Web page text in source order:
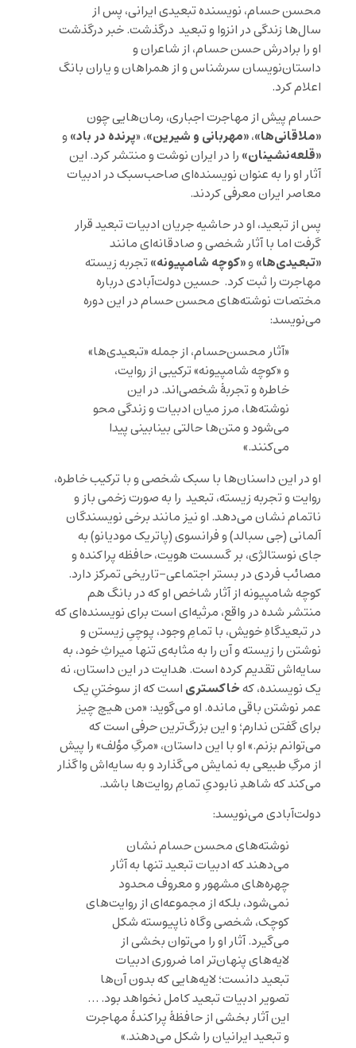
محسن حسام، نویسنده تبعیدی ایرانی، پس از
سال‌ها زندگی در انزوا و تبعید درگذشت. خبر درگذشت
او را برادرش حسن حسام، از شاعران و
داستان‌نویسان سرشناس و از همراهان و یاران بانگ
اعلام کرد.
حسام پیش از مهاجرت اجباری، رمان‌هایی چون
«ملاقانی‌ها»،«مهربانی و شیرین»، «پرنده در باد»و
«قلعه‌نشینان» را در ایران نوشت و منتشر کرد. این
آثار او را به عنوان نویسنده‌ای صاحب‌سبک در ادبیات
معاصر ایران معرفی کردند.
پس از تبعید، او در حاشیه جریان ادبیات تبعید قرار
گرفت اما با آثار شخصی و صادقانه‌ای مانند
«تبعیدی‌ها»و«کوچه شامپيونه» تجربه زیسته
مهاجرت را ثبت کرد. حسین دولت‌آبادی درباره
مختصات نوشته‌های محسن حسام در این دوره
می‌نویسد:
«آثار محسن‌حسام، از جمله «تبعیدی‌ها»
و «کوچه شامپیونه» ترکیبی از روایت،
خاطره و تجربۀ شخصی‌اند. در این
نوشته‌ها، مرز میان ادبیات و زندگی محو
می‌شود و متن‌ها حالتی بینابینی پیدا
می‌کنند.»
او در این داسنان‌ها با سبک شخصی و با ترکیب خاطره،
روایت و تجربه زیسته، تبعید را به صورت زخمی باز و
ناتمام نشان می‌دهد. او نیز مانند برخی نویسندگان
آلمانی (جی سبالد) و فرانسوی (پاتریک مودیانو) به
جای نوستالژی، بر گسست هویت، حافظه پراکنده و
مصائب فردی در بستر اجتماعی-تاریخی تمرکز دارد.
کوچه شامپیونه از آثار شاخص او که در بانگ هم
منتشر شده در واقع، مرثیه‌ای است برای نویسنده‌ای که
در تبعیدگاهِ خویش، با تمامِ وجود، پوچیِ زیستن و
نوشتن را زیسته و آن را به مثابه‌ی تنها میراثِ خود، به
سایه‌اش تقدیم کرده است. هدایت در این داستان، نه
یک نویسنده، کهخاکستری است که از سوختنِ یک
عمر نوشتن باقی مانده. او می‌گوید: «من هیچ چیز
برای گفتن ندارم؛ و این بزرگ‌ترین حرفی است که
می‌توانم بزنم.» او با این داستان، «مرگِ مؤلف» را پیش
از مرگِ طبیعی به نمایش می‌گذارد و به سایه‌اش واگذار
می‌کند که شاهدِ نابودیِ تمامِ روایت‌ها باشد.
دولت‌آبادی می‌نویسد:
نوشته‌های محسن حسام نشان
می‌دهند که ادبیات تبعید تنها به آثار
چهره‌های مشهور و معروف محدود
نمی‌شود، بلکه از مجموعه‌ای از روایت‌های
کوچک، شخصی و‌گاه ناپیوسته شکل
می‌گیرد. آثار او را می‌توان بخشی از
لایه‌های پنهان‌تر اما ضروری ادبیات
تبعید دانست؛ لایه‌هایی که بدون آن‌ها
تصویر ادبیات تبعید کامل نخواهد بود. …
این آثار بخشی از حافظۀ پراکندۀ مهاجرت
و تبعید ایرانیان را شکل می‌دهند.»